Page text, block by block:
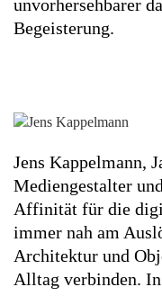
un­vorher­sehbarer
Be­geister­ung.
Jens Kappelmann,
Mediengestalter
Affinität für die
immer nah am
Architektur und
Alltag verbinden.